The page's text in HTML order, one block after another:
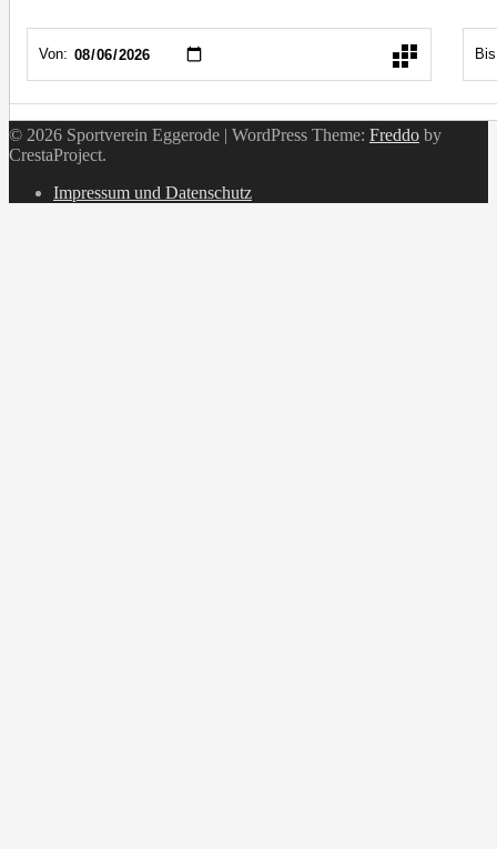
© 2026 Sportverein Eggerode | WordPress Theme: Freddo by
CrestaProject.
Impressum und Datenschutz